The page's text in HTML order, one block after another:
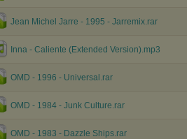
Jean Michel Jarre - 1995 - Jarremix.rar
Inna - Caliente (Extended Version).mp3
OMD - 1996 - Universal.rar
OMD - 1984 - Junk Culture.rar
OMD - 1983 - Dazzle Ships.rar